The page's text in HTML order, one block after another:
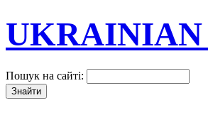
UKRAINIAN
Пошук на сайті: